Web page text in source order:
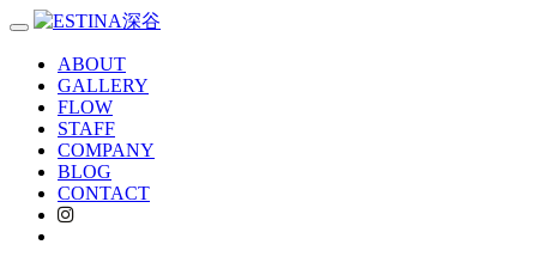
Toggle
navigation
ABOUT
GALLERY
FLOW
STAFF
COMPANY
BLOG
CONTACT